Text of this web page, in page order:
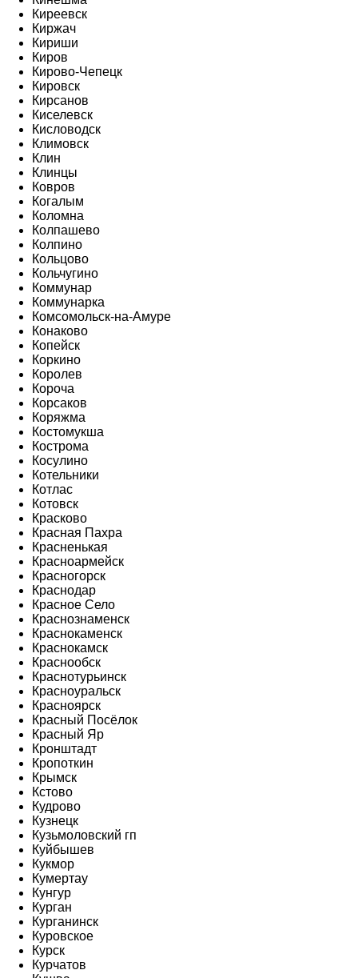
Киреевск
Киржач
Кириши
Киров
Кирово-Чепецк
Кировск
Кирсанов
Киселевск
Кисловодск
Климовск
Клин
Клинцы
Ковров
Когалым
Коломна
Колпашево
Колпино
Кольцово
Кольчугино
Коммунар
Коммунарка
Комсомольск-на-Амуре
Конаково
Копейск
Коркино
Королев
Короча
Корсаков
Коряжма
Костомукша
Кострома
Косулино
Котельники
Котлас
Котовск
Красково
Красная Пахра
Красненькая
Красноармейск
Красногорск
Краснодар
Красное Село
Краснознаменск
Краснокаменск
Краснокамск
Краснообск
Краснотурьинск
Красноуральск
Красноярск
Красный Посёлок
Красный Яр
Кронштадт
Кропоткин
Крымск
Кстово
Кудрово
Кузнецк
Кузьмоловский гп
Куйбышев
Кукмор
Кумертау
Кунгур
Курган
Курганинск
Куровское
Курск
Курчатов